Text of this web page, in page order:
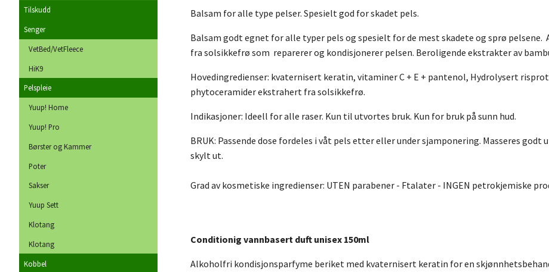
Tilskudd
Senger
VetBed/VetFleece
HiK9
Pelspleie
Yuup! Home
Yuup! Pro
Børster og Kammer
Poter
Sakser
Yuup Sett
Klotang
Klotang
Kobbel
Balsam for alle type pelser. Spesielt god for skadet pels.
Balsam godt egnet for alle typer pels og spesielt for de mest skadete og sprø
fra solsikkefrø som reparerer og kondisjonerer pelsen. Beroligende ekstrakter av
Hovedingredienser: kvaternisert keratin, vitaminer C + E + pantenol, Hydrolysert
phytoceramider ekstrahert fra solsikkefrø.
Indikasjoner: Ideell for alle raser. Kun til utvortes bruk. Kun for bruk på sunn hud.
BRUK: Passende dose fordeles i våt pels etter eller under sjamponering. Masseres
skylt ut.
Grad av kosmetiske ingredienser: UTEN parabener - Ftalater - INGEN petrokjemiske
Conditionig vannbasert duft unisex 150ml
Alkoholfri kondisjonsparfyme beriket med kvaternisert keratin for en